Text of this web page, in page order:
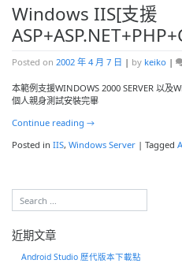
Windows IIS[支援
Posted on 2002 年 4 月 7 日 | by keiko |
本範例支援WINDOWS 2000 SERVER 以及
個人親身測試安裝完畢
Continue reading →
Posted in IIS, Windows Server | Tagged
近期文章
Android Studio 歷代版本下載點